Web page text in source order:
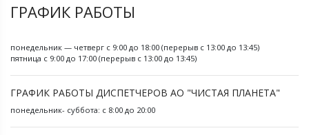
ГРАФИК РАБОТЫ
понедельник — четверг с 9:00 до 18:00 (перерыв с 13:00 до 13:45)
пятница с 9:00 до 17:00 (перерыв с 13:00 до 13:45)
ГРАФИК РАБОТЫ ДИСПЕТЧЕРОВ АО "ЧИСТАЯ ПЛАНЕТА"
понедельник- суббота: с 8:00 до 20:00